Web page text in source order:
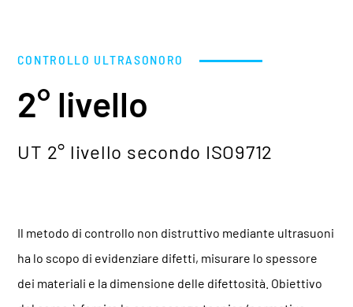
CONTROLLO ULTRASONORO
2° livello
UT 2° livello secondo ISO9712
Il metodo di controllo non distruttivo mediante ultrasuoni
ha lo scopo di evidenziare difetti, misurare lo spessore
dei materiali e la dimensione delle difettosità. Obiettivo